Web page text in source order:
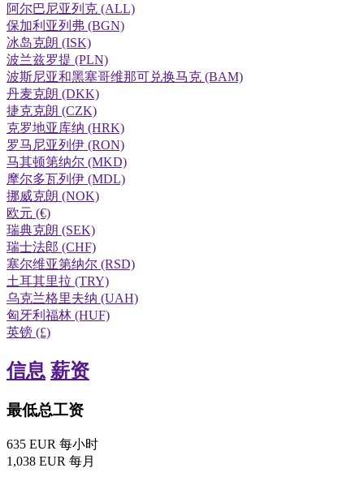
阿尔巴尼亚列克 (ALL)
保加利亚列弗 (BGN)
冰岛克朗 (ISK)
波兰兹罗提 (PLN)
波斯尼亚和黑塞哥维那可兑换马克 (BAM)
丹麦克朗 (DKK)
捷克克朗 (CZK)
克罗地亚库纳 (HRK)
罗马尼亚列伊 (RON)
马其顿第纳尔 (MKD)
摩尔多瓦列伊 (MDL)
挪威克朗 (NOK)
欧元 (€)
瑞典克朗 (SEK)
瑞士法郎 (CHF)
塞尔维亚第纳尔 (RSD)
土耳其里拉 (TRY)
乌克兰格里夫纳 (UAH)
匈牙利福林 (HUF)
英镑 (£)
信息 薪资
最低总工资
635 EUR 每小时
1,038 EUR 每月